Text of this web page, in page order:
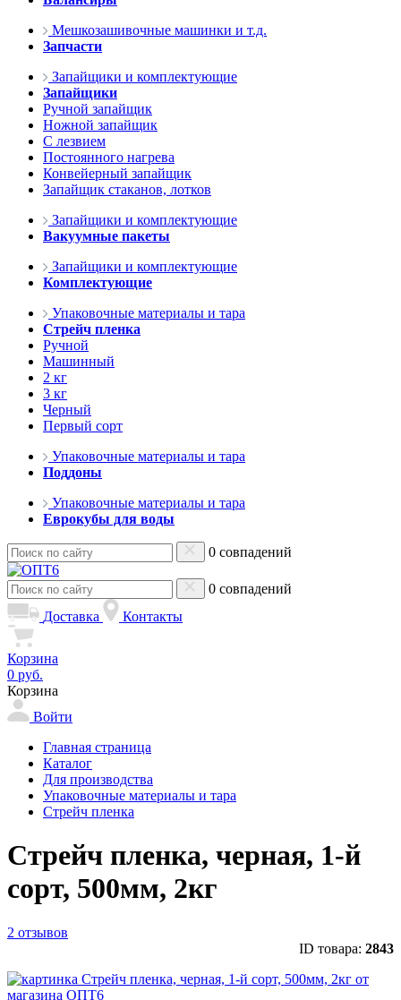
Мешкозашивочные машинки и т.д.
Запчасти
Запайщики и комплектующие
Запайщики
Ручной запайщик
Ножной запайщик
С лезвием
Постоянного нагрева
Конвейерный запайщик
Запайщик стаканов, лотков
Запайщики и комплектующие
Вакуумные пакеты
Запайщики и комплектующие
Комплектующие
Упаковочные материалы и тара
Стрейч пленка
Ручной
Машинный
2 кг
3 кг
Черный
Первый сорт
Упаковочные материалы и тара
Поддоны
Упаковочные материалы и тара
Еврокубы для воды
0 совпадений
0 совпадений
Доставка
Контакты
Корзина
0 руб.
Корзина
Войти
Главная страница
Каталог
Для производства
Упаковочные материалы и тара
Стрейч пленка
Стрейч пленка, черная, 1-й
сорт, 500мм, 2кг
2 отзывов
ID товара: 2843